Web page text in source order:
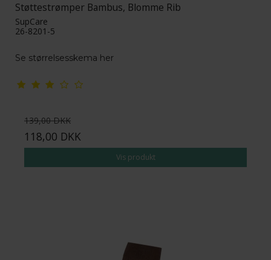
Støttestrømper Bambus, Blomme Rib
SupCare
26-8201-5
Se størrelsesskema her
139,00 DKK
118,00 DKK
Vis produkt